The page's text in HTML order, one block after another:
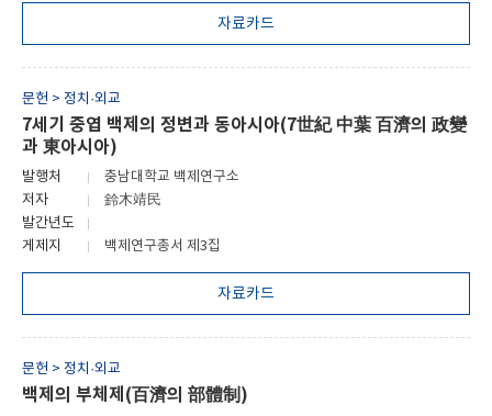
자료카드
문헌 > 정치·외교
7세기 중엽 백제의 정변과 동아시아(7世紀 中葉 百濟의 政變
과 東아시아)
발행처
충남대학교 백제연구소
저자
鈴木靖民
발간년도
게제지
백제연구총서 제3집
자료카드
문헌 > 정치·외교
백제의 부체제(百濟의 部體制)